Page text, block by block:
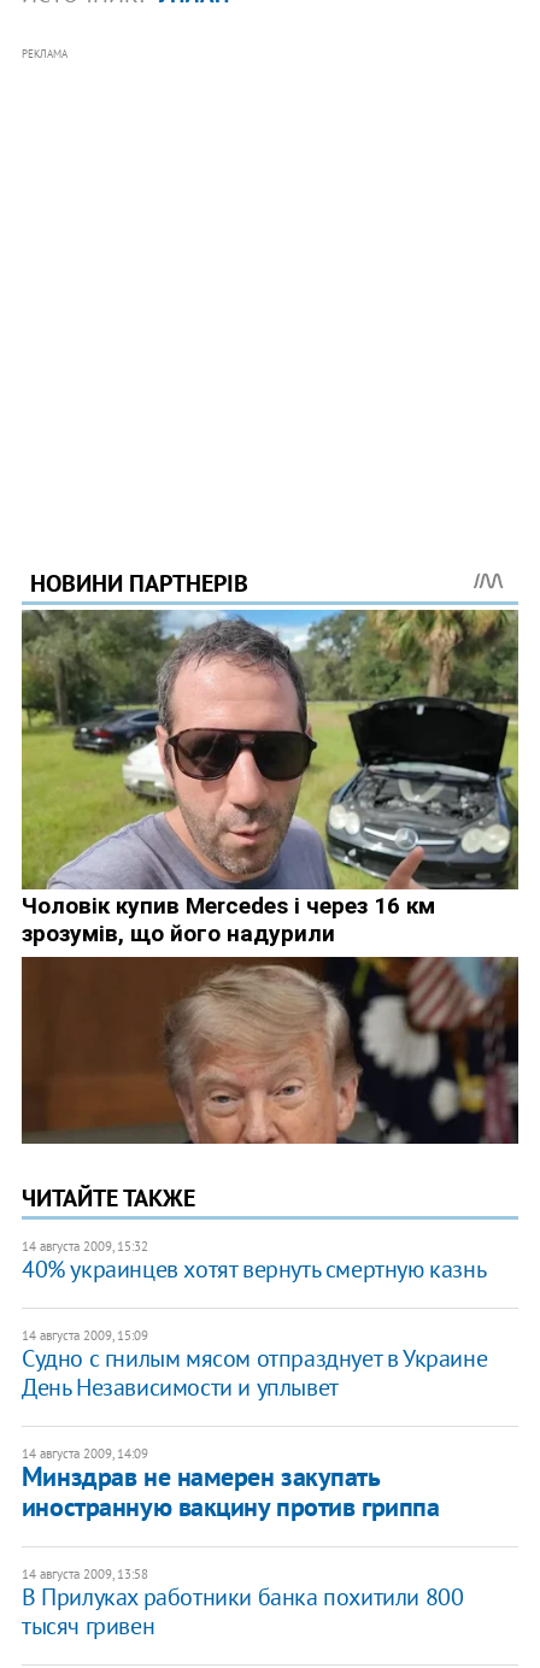
РЕКЛАМА
ЧИТАЙТЕ ТАКЖЕ
14 августа 2009, 15:32
40% украинцев хотят вернуть смертную казнь
14 августа 2009, 15:09
Судно с гнилым мясом отпразднует в Украине
День Независимости и уплывет
14 августа 2009, 14:09
Минздрав не намерен закупать
иностранную вакцину против гриппа
14 августа 2009, 13:58
В Прилуках работники банка похитили 800
тысяч гривен